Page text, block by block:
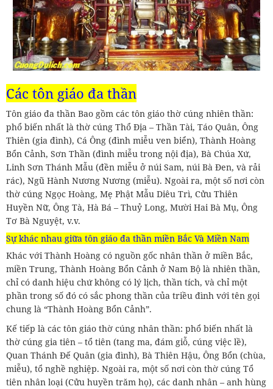
Các tôn giáo đa thần
Tôn giáo đa thần Bao gồm các tôn giáo thờ cúng nhiên thần:
phổ biến nhất là thờ cúng Thổ Địa – Thần Tài, Táo Quân, Ông
Thiên (gia đình), Cá Ông (đình miễu ven biển), Thành Hoàng
Bổn Cảnh, Sơn Thần (đình miễu trong nội địa), Bà Chúa Xứ,
Linh Sơn Thánh Mẫu (đền miễu ở núi Sam, núi Bà Đen, và rải
rác), Ngũ Hành Nương Nương (miễu). Ngoài ra, một số nơi còn
thờ cúng Ngọc Hoàng, Mẹ Phật Mẫu Diêu Trì, Cửu Thiên
Huyền Nữ, Ông Tà, Hà Bá – Thuỷ Long, Mười Hai Bà Mụ, Ông
Tơ Bà Nguyệt, v.v.
Sự khác nhau giữa tôn giáo đa thần miền Bắc Và Miền Nam
Khác với Thành Hoàng có nguồn gốc nhân thần ở miền Bắc,
miền Trung, Thành Hoàng Bổn Cảnh ở Nam Bộ là nhiên thần,
chỉ có danh hiệu chứ không có lý lịch, thần tích, và chỉ một
phần trong số đó có sắc phong thần của triều đình với tên gọi
chung là “Thành Hoàng Bổn Cảnh”.
Kế tiếp là các tôn giáo thờ cúng nhân thần: phổ biến nhất là
thờ cúng gia tiên – tổ tiên (tang ma, đám giỗ, cúng việc lề),
Quan Thánh Đế Quân (gia đình), Bà Thiên Hậu, Ông Bổn (chùa,
miễu), tổ nghề nghiệp. Ngoài ra, một số nơi còn thờ cúng Tổ
tiên nhân loại (Cửu huyền trăm họ), các danh nhân – anh hùng